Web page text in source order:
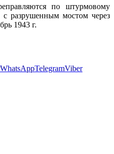
по штурмовому
разрушенным мостом через
1943 г.
WhatsAppTelegramViber